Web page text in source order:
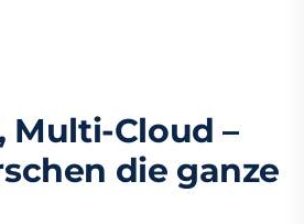
Multi-Cloud –
die ganze